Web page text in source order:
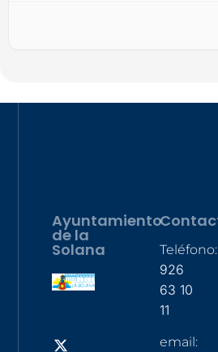
Ayuntamiento
de la
Solana Teléfono:
926
63 10
11
email: